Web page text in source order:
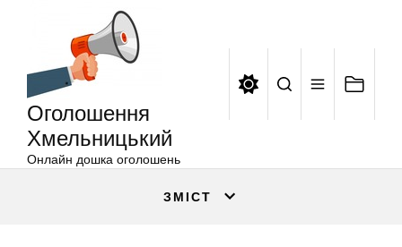
Оголошення
Хмельницький
Онлайн дошка оголошень
ЗМІСТ